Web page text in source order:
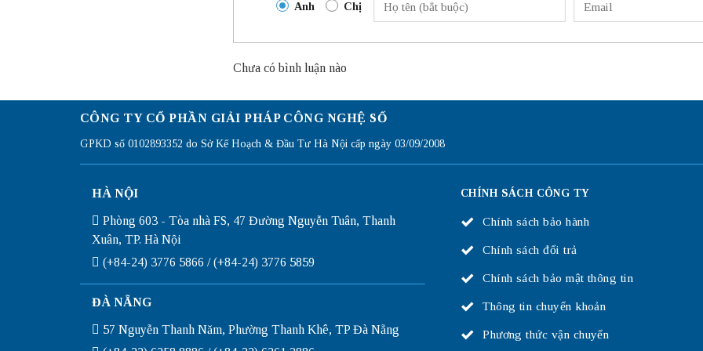
Anh Chị
Chưa có bình luận nào
CÔNG TY CỔ PHẦN GIẢI PHÁP CÔNG NGHỆ SỐ
GPKD số 0102893352 do Sở Kế Hoạch & Đầu Tư Hà Nội cấp ngày 03/09/2008
HÀ NỘI
Phòng 603 - Tòa nhà FS, 47 Đường Nguyễn Tuân, Thanh
Xuân, TP. Hà Nội
(+84-24) 3776 5866 / (+84-24) 3776 5859
ĐÀ NẴNG
57 Nguyễn Thanh Năm, Phường Thanh Khê, TP Đà Nẵng
CHÍNH SÁCH CÔNG TY
Chính sách bảo hành
Chính sách đổi trả
Chính sách bảo mật thông tin
Thông tin chuyển khoản
Phương thức vận chuyển